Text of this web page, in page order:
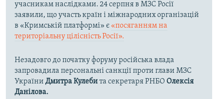
учасникам наслідками. 24 серпня в МЗС Росії
заявили, що участь країн і міжнародних організацій
в «Кримській платформі» є «посяганням на
територіальну цілісність Росії».
Незадовго до початку форуму російська влада
запровадила персональні санкції проти глави МЗС
України Дмитра Кулебита секретаря РНБО Олексія
Данілова.